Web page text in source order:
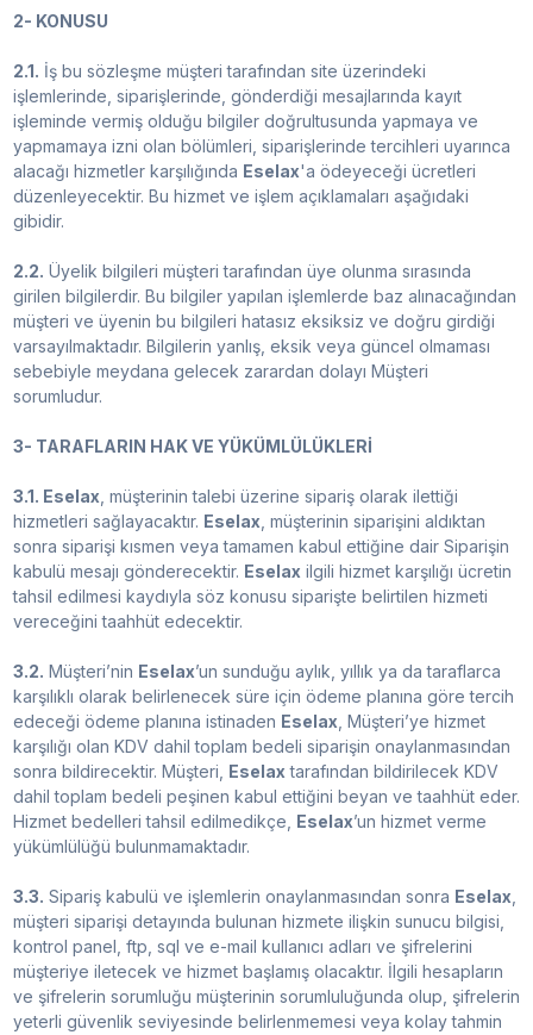
2- KONUSU
2.1. İş bu sözleşme müşteri tarafından site üzerindeki
işlemlerinde, siparişlerinde, gönderdiği mesajlarında kayıt
işleminde vermiş olduğu bilgiler doğrultusunda yapmaya ve
yapmamaya izni olan bölümleri, siparişlerinde tercihleri uyarınca
alacağı hizmetler karşılığında Eselax'a ödeyeceği ücretleri
düzenleyecektir. Bu hizmet ve işlem açıklamaları aşağıdaki
gibidir.
2.2. Üyelik bilgileri müşteri tarafından üye olunma sırasında
girilen bilgilerdir. Bu bilgiler yapılan işlemlerde baz alınacağından
müşteri ve üyenin bu bilgileri hatasız eksiksiz ve doğru girdiği
varsayılmaktadır. Bilgilerin yanlış, eksik veya güncel olmaması
sebebiyle meydana gelecek zarardan dolayı Müşteri
sorumludur.
3- TARAFLARIN HAK VE YÜKÜMLÜLÜKLERİ
3.1. Eselax , müşterinin talebi üzerine sipariş olarak ilettiği
hizmetleri sağlayacaktır. Eselax , müşterinin siparişini aldıktan
sonra siparişi kısmen veya tamamen kabul ettiğine dair Siparişin
kabulü mesajı gönderecektir. Eselax ilgili hizmet karşılığı ücretin
tahsil edilmesi kaydıyla söz konusu siparişte belirtilen hizmeti
vereceğini taahhüt edecektir.
3.2. Müşteri’nin Eselax’un sunduğu aylık, yıllık ya da taraflarca
karşılıklı olarak belirlenecek süre için ödeme planına göre tercih
edeceği ödeme planına istinaden Eselax , Müşteri’ye hizmet
karşılığı olan KDV dahil toplam bedeli siparişin onaylanmasından
sonra bildirecektir. Müşteri, Eselax tarafından bildirilecek KDV
dahil toplam bedeli peşinen kabul ettiğini beyan ve taahhüt eder.
Hizmet bedelleri tahsil edilmedikçe, Eselax’un hizmet verme
yükümlülüğü bulunmamaktadır.
3.3. Sipariş kabulü ve işlemlerin onaylanmasından sonra Eselax
müşteri siparişi detayında bulunan hizmete ilişkin sunucu bilgisi,
kontrol panel, ftp, sql ve e-mail kullanıcı adları ve şifrelerini
müşteriye iletecek ve hizmet başlamış olacaktır. İlgili hesapların
ve şifrelerin sorumluğu müşterinin sorumluluğunda olup, şifrelerin
yeterli güvenlik seviyesinde belirlenmemesi veya kolay tahmin